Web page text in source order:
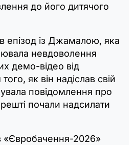
до його дитячого
епізод із Джамалою, яка
невдоволення
демо-відео від
як він надіслав свій
повідомлення про
почали надсилати
«Євробачення-2026»